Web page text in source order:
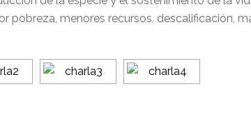
pobreza, menores recursos, descalificación,